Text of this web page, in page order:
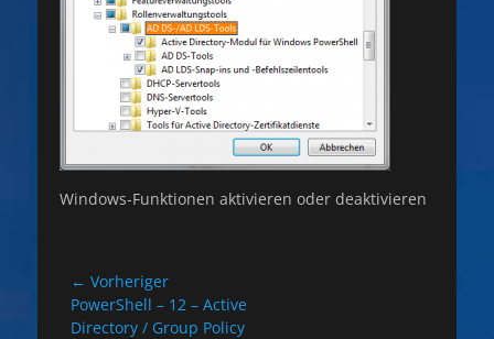
Windows-Funktionen aktivieren oder deaktivieren
Beitragsnavigation
← Vorheriger
Vorheriger
Beitrag:
PowerShell – 12 – Active
Directory / Group Policy